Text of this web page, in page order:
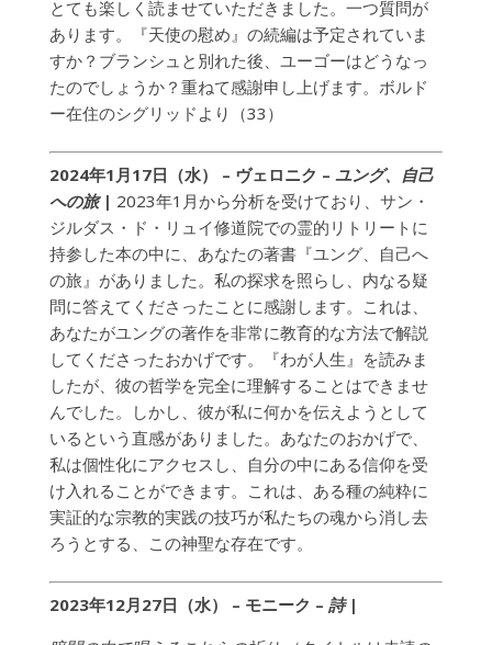
とても楽しく読ませていただきました。一つ質問が
あります。『天使の慰め』の続編は予定されていま
すか？ブランシュと別れた後、ユーゴーはどうなっ
たのでしょうか？重ねて感謝申し上げます。ボルド
ー在住のシグリッドより（33）
2024年1月17日（水） – ヴェロニク – ユング、自己
への旅| 2023年1月から分析を受けており、サン・
ジルダス・ド・リュイ修道院での霊的リトリートに
持参した本の中に、あなたの著書『ユング、自己へ
の旅』がありました。私の探求を照らし、内なる疑
問に答えてくださったことに感謝します。これは、
あなたがユングの著作を非常に教育的な方法で解説
してくださったおかげです。『わが人生』を読みま
したが、彼の哲学を完全に理解することはできませ
んでした。しかし、彼が私に何かを伝えようとして
いるという直感がありました。あなたのおかげで、
私は個性化にアクセスし、自分の中にある信仰を受
け入れることができます。これは、ある種の純粋に
実証的な宗教的実践の技巧が私たちの魂から消し去
ろうとする、この神聖な存在です。
2023年12月27日（水） – モニーク – 詩|